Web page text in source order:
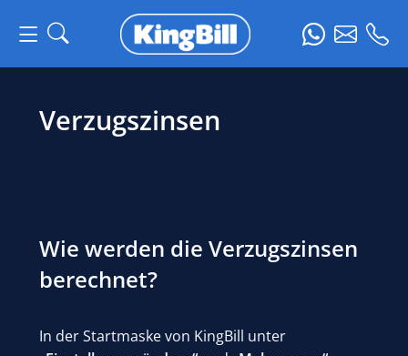
Verzugszinsen
Wie werden die Verzugszinsen
berechnet?
In der Startmaske von KingBill unter